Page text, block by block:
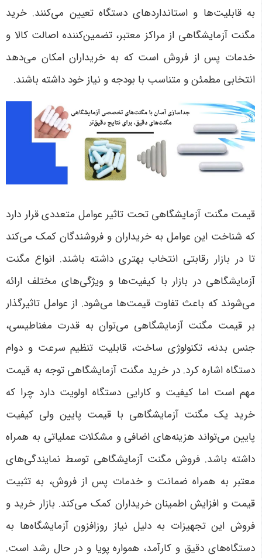
به قابلیت‌ها و استانداردهای دستگاه تعیین می‌کنند. خرید
مگنت آزمایشگاهی از مراکز معتبر، تضمین‌کننده اصالت کالا و
خدمات پس از فروش است که به خریداران امکان می‌دهد
انتخابی مطمئن و متناسب با بودجه و نیاز خود داشته باشند.
قیمت مگنت آزمایشگاهی تحت تاثیر عوامل متعددی قرار دارد
که شناخت این عوامل به خریداران و فروشندگان کمک می‌کند
تا در بازار رقابتی انتخاب بهتری داشته باشند. انواع مگنت
آزمایشگاهی در بازار با کیفیت‌ها و ویژگی‌های مختلف ارائه
می‌شوند که باعث تفاوت قیمت‌ها می‌شود. از عوامل تاثیرگذار
بر قیمت مگنت آزمایشگاهی می‌توان به قدرت مغناطیسی،
جنس بدنه، تکنولوژی ساخت، قابلیت تنظیم سرعت و دوام
دستگاه اشاره کرد. در خرید مگنت آزمایشگاهی توجه به قیمت
مهم است اما کیفیت و کارایی دستگاه اولویت دارد چرا که
خرید یک مگنت آزمایشگاهی با قیمت پایین ولی کیفیت
پایین می‌تواند هزینه‌های اضافی و مشکلات عملیاتی به همراه
داشته باشد. فروش مگنت آزمایشگاهی توسط نمایندگی‌های
معتبر به همراه ضمانت و خدمات پس از فروش، به تثبیت
قیمت و افزایش اطمینان خریداران کمک می‌کند. بازار خرید و
فروش این تجهیزات به دلیل نیاز روزافزون آزمایشگاه‌ها به
دستگاه‌های دقیق و کارآمد، همواره پویا و در حال رشد است.